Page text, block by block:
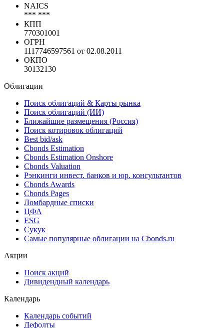
ИНН
7703749117
NACE
*** ***
NAICS
*** ***
КПП
770301001
1117746597561 от 02.08.2011
30132130
Облигации
Поиск облигаций & Карты рынка
Поиск облигаций (ИИ)
Ближайшие размещения (Россия)
Поиск котировок облигаций
Best bid/ask
Cbonds Estimation
Cbonds Estimation Onshore
Cbonds Valuation
Рэнкинги инвест. банков и юр. консультантов
Cbonds Awards
Cbonds Pages
Ломбардные списки
ESG
Самые популярные облигации на Cbonds.ru
Дивидендный календарь